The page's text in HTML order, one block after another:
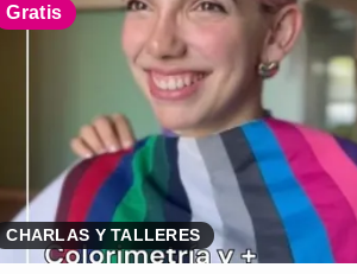
Gratis
CHARLAS Y TALLERES